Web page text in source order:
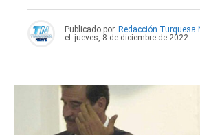
Publicado por Redacción Turquesa
el
jueves, 8 de diciembre de 2022